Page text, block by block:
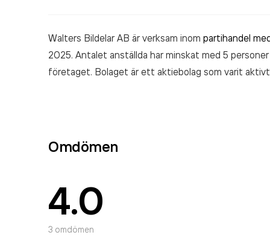
Walters Bildelar AB är verksam inom partihandel
2025. Antalet anställda har minskat med 5
företaget. Bolaget är ett aktiebolag som varit
Omdömen
4.0
3 omdömen